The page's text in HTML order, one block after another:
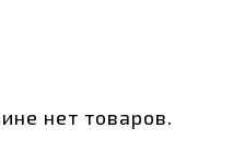
нет товаров.